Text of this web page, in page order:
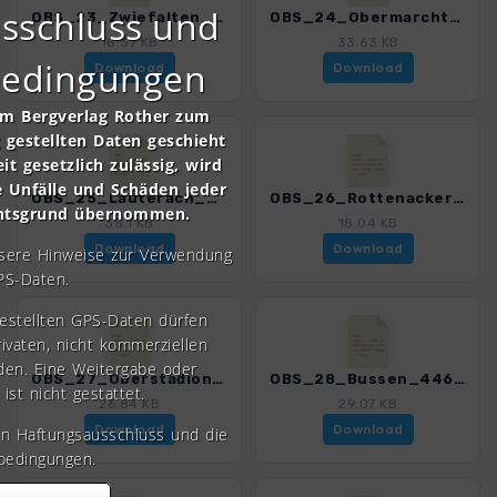
OBS_23_Zwiefalten_4462_2.gpx
18.37 KB
Download
OBS_24_Obermarchtal_4462_2.gpx
33.63 KB
Download
OBS_25_Lauterach_4462_2.gpx
35.1 KB
Download
OBS_26_Rottenacker_4462_2.gpx
18.04 KB
Download
OBS_27_Oberstadion_4462_2.gpx
26.84 KB
Download
OBS_28_Bussen_4462_2.gpx
29.07 KB
Download
und
Bergverlag Rother zum
Daten geschieht
gesetzlich zulässig, wird
und Schäden jeder
übernommen.
Hinweise zur Verwendung
Daten.
GPS-Daten dürfen
nicht kommerziellen
Eine Weitergabe oder
ist nicht gestattet.
Haftungsausschluss und die